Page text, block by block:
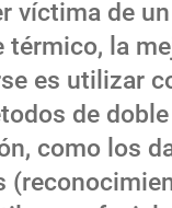
víctima de un
térmico, la
es utilizar
de doble
como los